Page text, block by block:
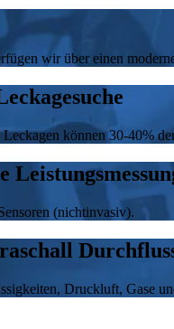
wir über einen
können 30-40%
(nichtinvasiv).
Druckluft, Gase